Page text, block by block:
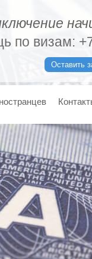
по визам:
Оставить